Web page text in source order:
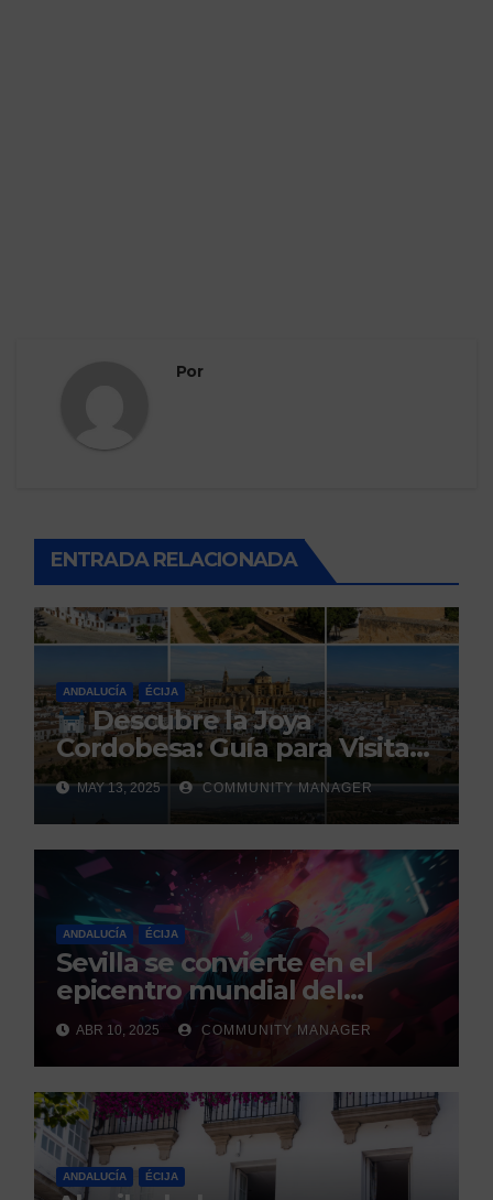
Por
ENTRADA RELACIONADA
ANDALUCÍA ÉCIJA
Descubre la Joya
Cordobesa: Guía para Visitar
los 5 Pueblos Más Bonitos
MAY 13, 2025 COMMUNITY MANAGER
ANDALUCÍA ÉCIJA
Sevilla se convierte en el
epicentro mundial del
gaming con la celebración de
los GEM Awards.
ABR 10, 2025 COMMUNITY MANAGER
ANDALUCÍA ÉCIJA